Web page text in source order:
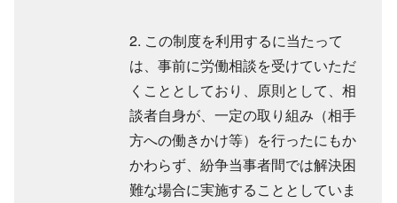
2. この制度を利用するに当たって
は、事前に労働相談を受けていただ
くこととしており、原則として、相
談者自身が、一定の取り組み（相手
方への働きかけ等）を行ったにもか
かわらず、紛争当事者間では解決困
難な場合に実施することとしていま